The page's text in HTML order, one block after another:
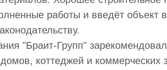
работы и введёт объект
"Браит-Групп"
домов, коттеджей и